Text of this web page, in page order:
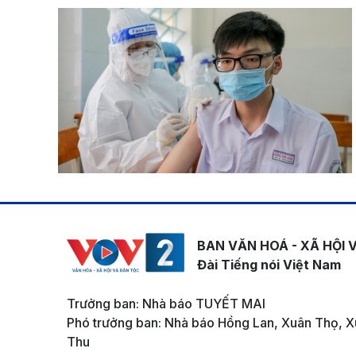
BAN VĂN HOÁ - XÃ HỘI
Đài Tiếng nói Việt Nam
Trưởng ban: Nhà báo TUYẾT MAI
Phó trưởng ban: Nhà báo Hồng Lan, Xuân Thọ,
Thu